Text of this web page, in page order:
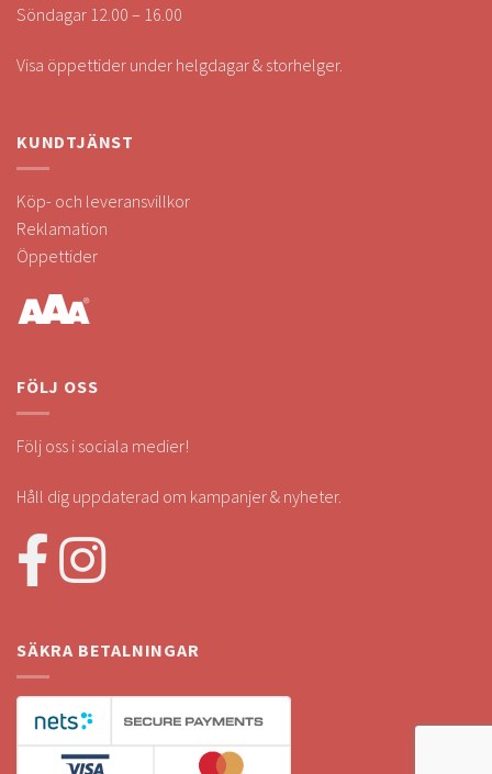
Söndagar 12.00 – 16.00
Visa öppettider under helgdagar & storhelger.
KUNDTJÄNST
Köp- och leveransvillkor
Reklamation
Öppettider
FÖLJ OSS
Följ oss i sociala medier!
Håll dig uppdaterad om kampanjer & nyheter.
SÄKRA BETALNINGAR